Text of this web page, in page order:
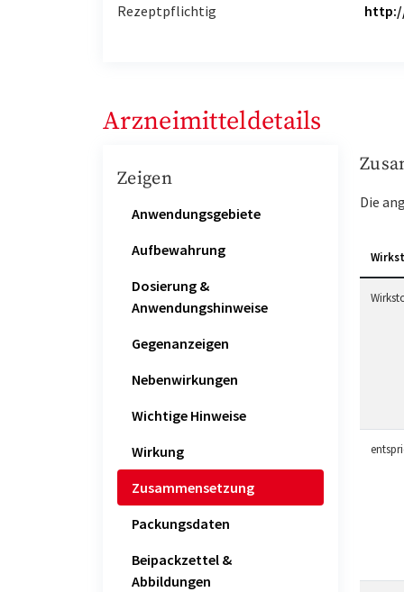
Rezeptpflichtig
Arzneimitteldetails
Zeigen
Anwendungsgebiete
Aufbewahrung
Dosierung &
Anwendungshinweise
Gegenanzeigen
Nebenwirkungen
Wichtige Hinweise
Wirkung
Zusammensetzung
Packungsdaten
Beipackzettel &
Abbildungen
Die